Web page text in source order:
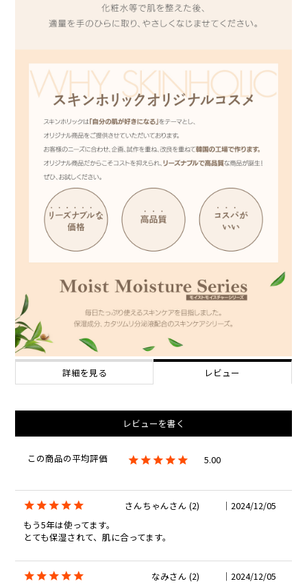
詳細を見る レビュー
5.00
さんちゃん 2
2024/12/05
もう5年は使ってます。
とても保湿されて、肌に合ってます。
なみ 2
2024/12/05
レビューを書く